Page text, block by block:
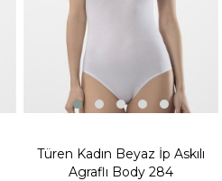
Türen Kadın Beyaz İp Askılı
Agraflı Body 284